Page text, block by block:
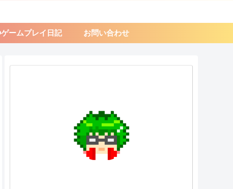
ゲームプレイ日記 お問い合わせ